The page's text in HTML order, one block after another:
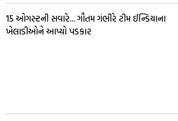
15 ઓગસ્ટની સવારે... ગૌતમ ગંભીરે ટીમ ઈન્ડિયાના
ખેલાડીઓને આપ્યો પડકાર